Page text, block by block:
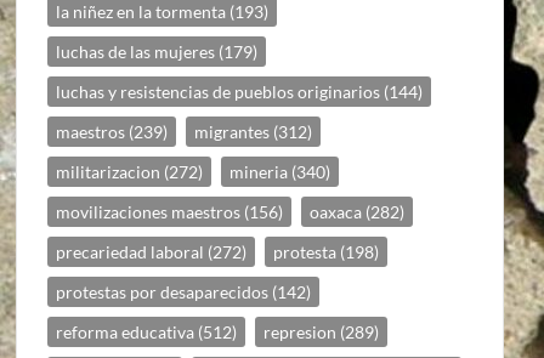
la niñez en la tormenta (193)
luchas de las mujeres (179)
luchas y resistencias de pueblos originarios (144)
maestros (239) migrantes (312)
militarizacion (272) mineria (340)
movilizaciones maestros (156) oaxaca (282)
precariedad laboral (272) protesta (198)
protestas por desaparecidos (142)
reforma educativa (512) represion (289)